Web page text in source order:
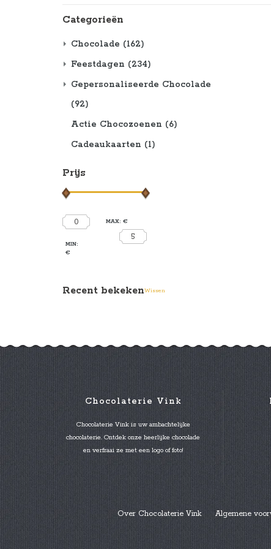
Categorieën
Chocolade (162)
Feestdagen (234)
Gepersonaliseerde Chocolade
(92)
Actie Chocozoenen (6)
Cadeaukaarten (1)
Prijs
0
MIN:
€
MAX: €
5
Recent bekekenWissen
Chocolaterie Vink
Chocolaterie Vink is uw ambachtelijke
chocolaterie. Ontdek onze heerlijke chocolade
en verfraai ze met een logo of foto!
Over Chocolaterie Vink Algemene